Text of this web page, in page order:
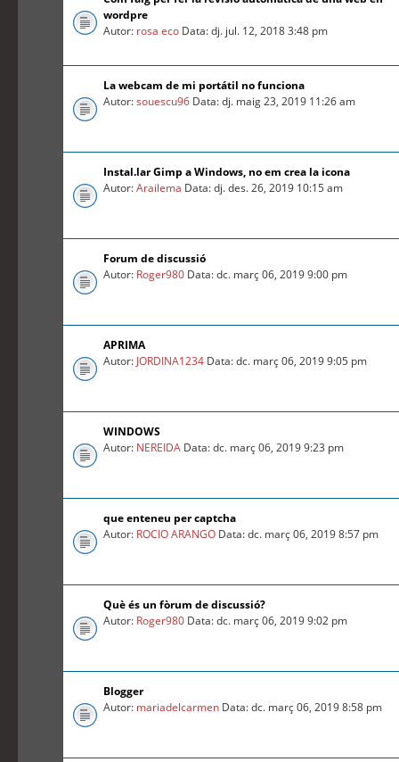
wordpre
Autor: rosa eco Data: dj. jul. 12, 2018 3:48 pm
La webcam de mi portátil no funciona
Autor:souescu96 Data: dj. maig 23, 2019 11:26 am
Instal.lar Gimp a Windows, no em crea la icona
Autor:Arailema Data: dj. des. 26, 2019 10:15 am
Forum de discussió
Autor: Roger980 Data: dc. març 06, 2019 9:00 pm
APRIMA
Autor: JORDINA1234 Data: dc. març 06, 2019 9:05 pm
WINDOWS
Autor: NEREIDA Data: dc. març 06, 2019 9:23 pm
que enteneu per captcha
Autor: ROCIO ARANGO Data: dc. març 06, 2019 8:57 pm
Què és un fòrum de discussió?
Autor: Roger980 Data: dc. març 06, 2019 9:02 pm
Blogger
Autor: mariadelcarmen Data: dc. març 06, 2019 8:58 pm